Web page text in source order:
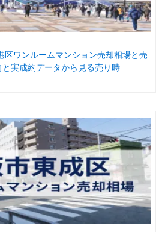
区ワンルームマンション売却相場と売
実成約データから見る売り時